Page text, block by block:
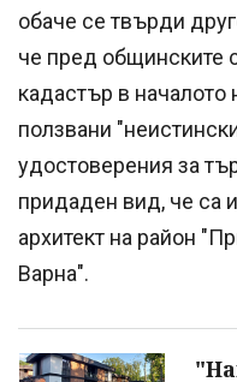
обаче се твърди
че пред общинските
кадастър в началото
ползвани
удостоверения за
придаден вид, че са
архитект на район
Варна".